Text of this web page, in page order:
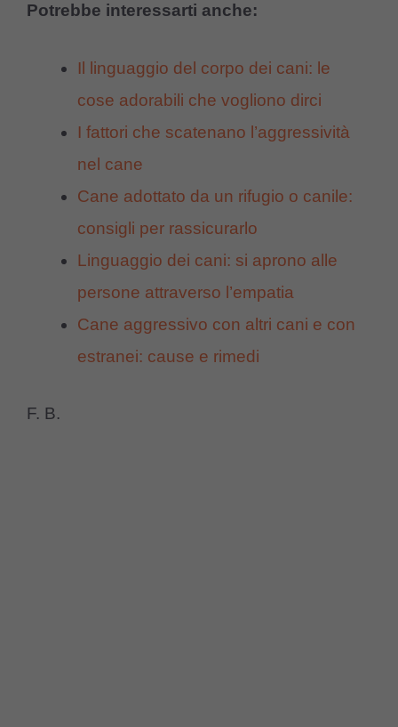
Potrebbe interessarti anche:
Il linguaggio del corpo dei cani: le
cose adorabili che vogliono dirci
I fattori che scatenano l’aggressività
nel cane
Cane adottato da un rifugio o canile:
consigli per rassicurarlo
Linguaggio dei cani: si aprono alle
persone attraverso l’empatia
Cane aggressivo con altri cani e con
estranei: cause e rimedi
F. B.